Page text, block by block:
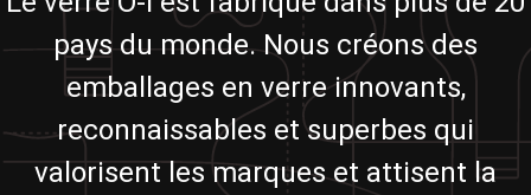
pays du monde. Nous créons des
emballages en verre innovants,
reconnaissables et superbes qui
valorisent les marques et attisent la